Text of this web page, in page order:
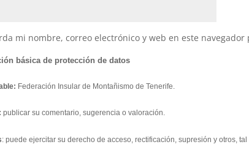
mi nombre, correo electrónico y web en este
básica de protección de datos
Federación Insular de Montañismo de Tenerife.
publicar su comentario, sugerencia o valoración.
: puede ejercitar su derecho de acceso, rectificación, supresión y otros,